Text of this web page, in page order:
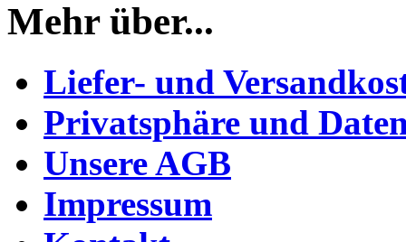
Mehr über...
Liefer- und
Privatsphäre und
Unsere AGB
Impressum